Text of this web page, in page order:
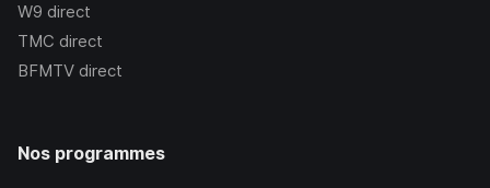
W9 direct
TMC direct
BFMTV direct
Nos programmes